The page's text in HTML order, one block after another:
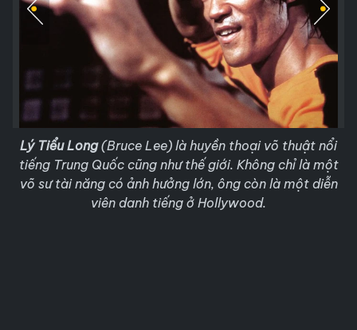
Lý Tiểu Long(Bruce Lee) là huyền thoại võ thuật nổi
tiếng Trung Quốc cũng như thế giới. Không chỉ là một
võ sư tài năng có ảnh hưởng lớn, ông còn là một diễn
viên danh tiếng ở Hollywood.